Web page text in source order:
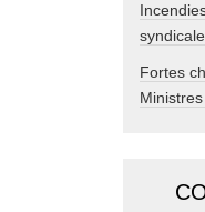
Fortes